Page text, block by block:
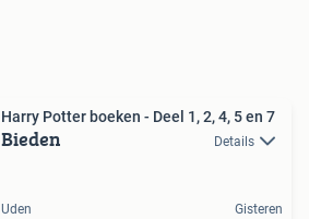
Harry Potter boeken - Deel 1, 2, 4, 5 en 7
Bieden Details
Uden Gisteren